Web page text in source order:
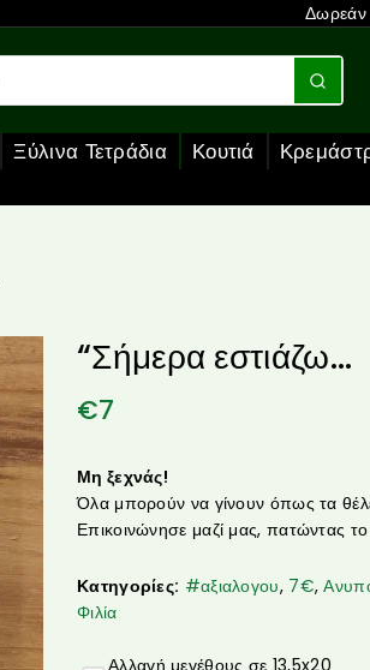
Δωρεάν
Ξύλινα Τετράδια Κουτιά
“Σήμερα εστιάζω…
€7
Μη ξεχνάς!
Όλα μπορούν να γίνουν όπως τα
Επικοινώνησε μαζί μας, πατώντας
Κατηγορίες: #αξιαλογου, 7€,
Φιλία